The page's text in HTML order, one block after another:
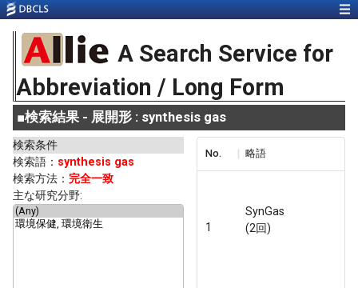
A Search Service for
Abbreviation / Long Form
■検索結果 - 展開形 : synthesis gas
検索条件
検索語： synthesis gas
検索方法： 完全一致
主な研究分野:
No. 略語
1
SynGas
(2回)